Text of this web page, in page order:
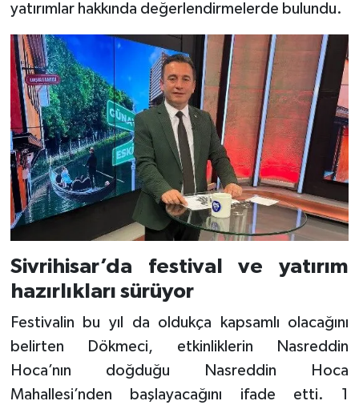
yatırımlar hakkında değerlendirmelerde bulundu.
Sivrihisar’da festival ve yatırım
hazırlıkları sürüyor
Festivalin bu yıl da oldukça kapsamlı olacağını
belirten Dökmeci, etkinliklerin Nasreddin
Hoca’nın doğduğu Nasreddin Hoca
Mahallesi’nden başlayacağını ifade etti. 1